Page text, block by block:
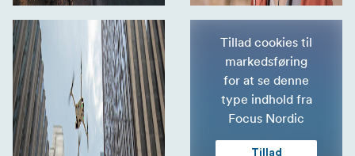
Tillad cookies til
markedsføring
for at se denne
type indhold fra
Focus Nordic
Tillad